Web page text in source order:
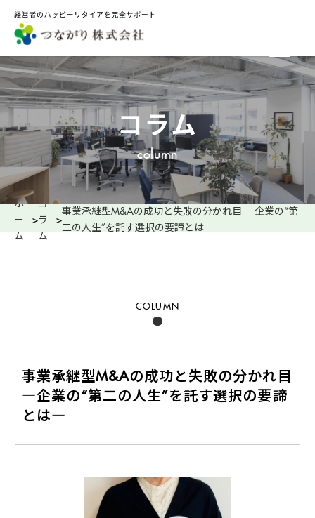
コラム
column
ホ
ム
ラ
ム
事業承継型M&Aの成功と失敗の分かれ目 ―企業の“第
二の人生”を託す選択の要諦とは―
事業承継型M&Aの成功と失敗の分かれ目
―企業の“第二の人生”を託す選択の要諦
とは―
COLUMN